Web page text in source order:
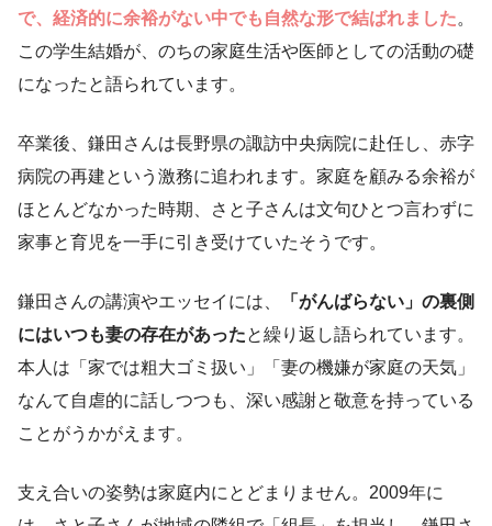
で、経済的に余裕がない中でも自然な形で結ばれました。
この学生結婚が、のちの家庭生活や医師としての活動の礎
になったと語られています。
卒業後、鎌田さんは長野県の諏訪中央病院に赴任し、赤字
病院の再建という激務に追われます。家庭を顧みる余裕が
ほとんどなかった時期、さと子さんは文句ひとつ言わずに
家事と育児を一手に引き受けていたそうです。
鎌田さんの講演やエッセイには、
「がんばらない」の裏側
にはいつも妻の存在があったと繰り返し語られています。
本人は「家では粗大ゴミ扱い」「妻の機嫌が家庭の天気」
なんて自虐的に話しつつも、深い感謝と敬意を持っている
ことがうかがえます。
支え合いの姿勢は家庭内にとどまりません。2009年に